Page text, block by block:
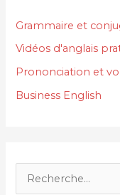
Grammaire et
Vidéos d'anglais
Prononciation et
Business English